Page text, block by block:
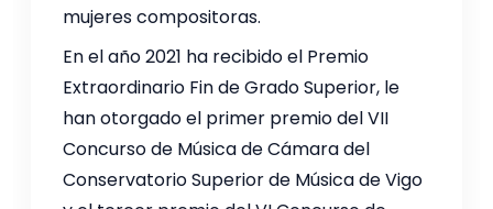
mujeres compositoras.
En el año 2021 ha recibido el Premio
Extraordinario Fin de Grado Superior, le
han otorgado el primer premio del VII
Concurso de Música de Cámara del
Conservatorio Superior de Música de Vigo